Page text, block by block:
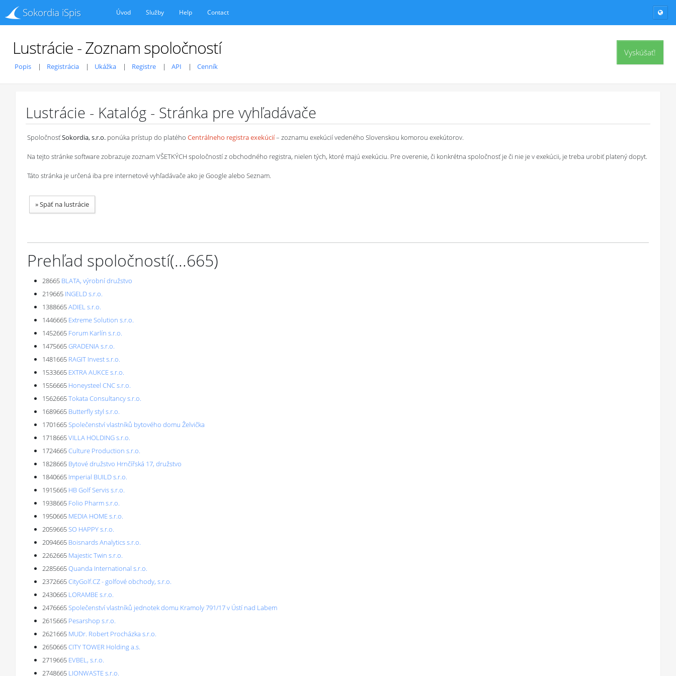
Sokordia iSpis Úvod Služby Help Contact
Vyskúšať!
Lustrácie - Zoznam spoločností
Popis Registrácia Ukážka Registre API Cenník
Lustrácie - Katalóg - Stránka pre vyhľadávače
SpoločnosťSokordia, s.r.o. ponúka prístup do platého Centrálneho registra exekúcií– zoznamu exekúcií vedeného Slovenskou komorou exekútorov.
Na tejto stránke software zobrazuje zoznam VŠETKÝCH spoločností z obchodného registra, nielen tých, ktoré majú exekúciu. Pre overenie, či konkrétna spoločnosť je či nie je v exekúcii, je treba urobiť platený dopyt.
Táto stránka je určená iba pre internetové vyhľadávače ako je Google alebo Seznam.
»Späť na lustrácie
Prehľad spoločností(...665)
28665 BLATA, výrobní družstvo
219665 INGELD s.r.o.
1388665ADIEL s.r.o.
1446665 Extreme Solution s.r.o.
1452665 Forum Karlín s.r.o.
1475665GRADENIA s.r.o.
1481665 RAGIT Invest s.r.o.
1533665 EXTRA AUKCE s.r.o.
1556665 Honeysteel CNC s.r.o.
1562665Tokata Consultancy s.r.o.
1689665 Butterfly styl s.r.o.
1701665Společenství vlastníků bytového domu Želvička
1718665VILLA HOLDING s.r.o.
1724665Culture Production s.r.o.
1828665 Bytové družstvo Hrnčířská 17, družstvo
1840665 Imperial BUILD s.r.o.
1915665 HB Golf Servis s.r.o.
1938665 Folio Pharm s.r.o.
1950665 MEDIA HOME s.r.o.
2059665SO HAPPY s.r.o.
2094665 Boisnards Analytics s.r.o.
2262665 Majestic Twin s.r.o.
2285665Quanda International s.r.o.
2372665CityGolf.CZ - golfové obchody, s.r.o.
2430665 LORAMBE s.r.o.
2476665Společenství vlastníků jednotek domu Kramoly 791/17 v Ústí nad Labem
2615665 Pesarshop s.r.o.
2621665 MUDr. Robert Procházka s.r.o.
2650665CITY TOWER Holding a.s.
2719665 EVBEL, s.r.o.
2748665 LIONWASTE s.r.o.